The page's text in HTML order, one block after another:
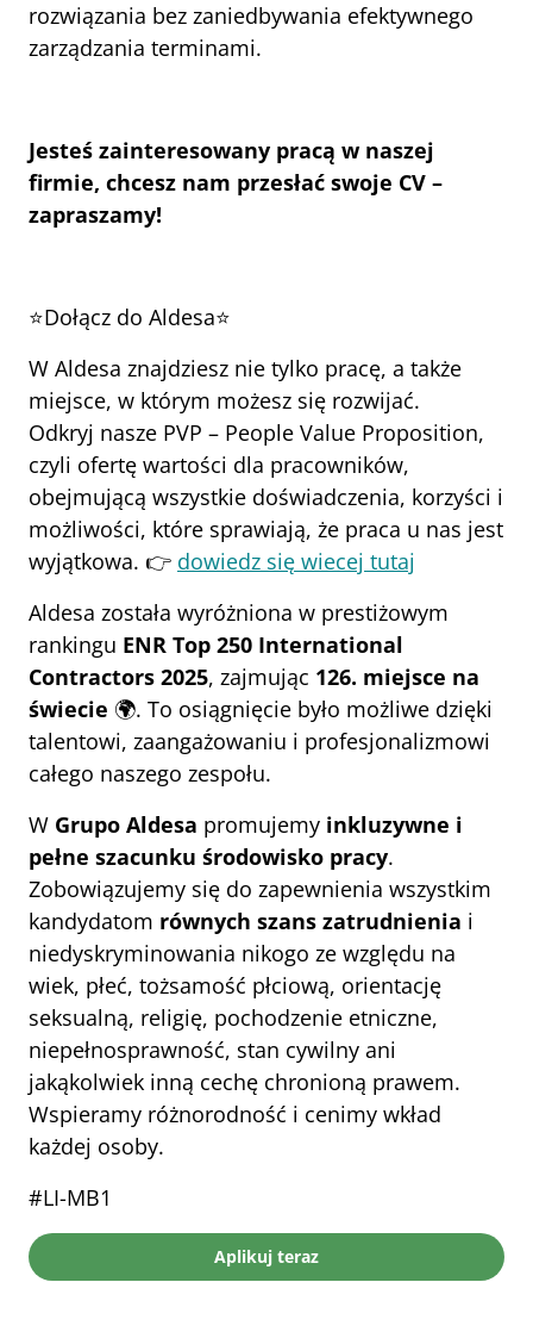
rozwiązania bez zaniedbywania efektywnego
zarządzania terminami.
Jesteś zainteresowany pracą w naszej
firmie, chcesz nam przesłać swoje CV –
zapraszamy!
⭐Dołącz do Aldesa⭐
W Aldesa znajdziesz nie tylko pracę, a także
miejsce, w którym możesz się rozwijać.
Odkryj nasze PVP – People Value Proposition,
czyli ofertę wartości dla pracowników,
obejmującą wszystkie doświadczenia, korzyści i
możliwości, które sprawiają, że praca u nas jest
wyjątkowa. 👉 dowiedz się wiecej tutaj
Aldesa została wyróżniona w prestiżowym
rankingu ENR Top 250 International
Contractors 2025, zajmując 126. miejsce na
świecie 🌍. To osiągnięcie było możliwe dzięki
talentowi, zaangażowaniu i profesjonalizmowi
całego naszego zespołu.
W Grupo Aldesa promujemy inkluzywne i
pełne szacunku środowisko pracy.
Zobowiązujemy się do zapewnienia wszystkim
kandydatom równych szans zatrudnienia i
niedyskryminowania nikogo ze względu na
wiek, płeć, tożsamość płciową, orientację
seksualną, religię, pochodzenie etniczne,
niepełnosprawność, stan cywilny ani
jakąkolwiek inną cechę chronioną prawem.
Wspieramy różnorodność i cenimy wkład
każdej osoby.
#LI-MB1
Aplikuj teraz